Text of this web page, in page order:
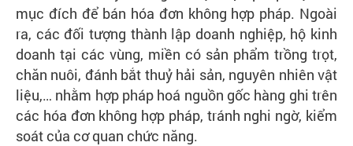
mục đích để bán hóa đơn không hợp pháp. Ngoài
ra, các đối tượng thành lập doanh nghiệp, hộ kinh
doanh tại các vùng, miền có sản phẩm trồng trọt,
chăn nuôi, đánh bắt thuỷ hải sản, nguyên nhiên vật
liệu,… nhằm hợp pháp hoá nguồn gốc hàng ghi trên
các hóa đơn không hợp pháp, tránh nghi ngờ, kiểm
soát của cơ quan chức năng.